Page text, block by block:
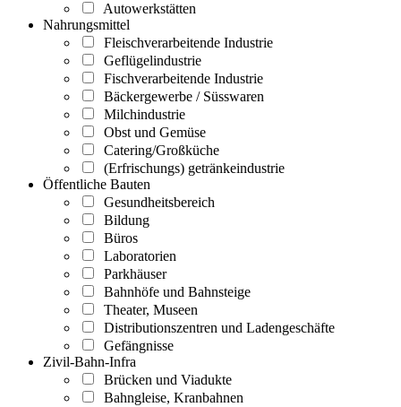
Autowerkstätten
Nahrungsmittel
Fleischverarbeitende Industrie
Geflügelindustrie
Fischverarbeitende Industrie
Bäckergewerbe / Süsswaren
Milchindustrie
Obst und Gemüse
Catering/Großküche
(Erfrischungs) getränkeindustrie
Öffentliche Bauten
Gesundheitsbereich
Bildung
Büros
Laboratorien
Parkhäuser
Bahnhöfe und Bahnsteige
Theater, Museen
Distributionszentren und Ladengeschäfte
Gefängnisse
Zivil-Bahn-Infra
Brücken und Viadukte
Bahngleise, Kranbahnen